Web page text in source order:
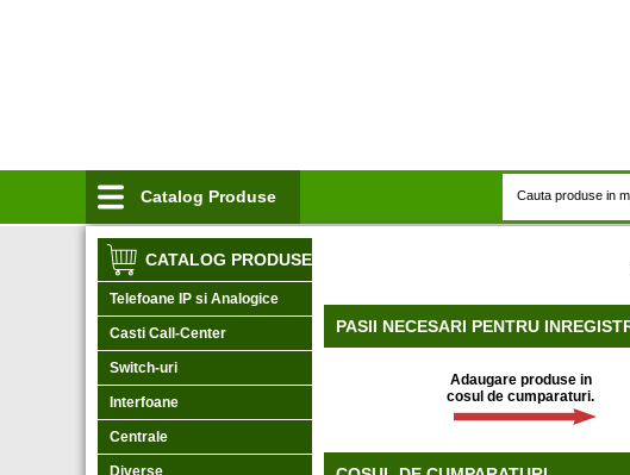
Catalog Produse
CATALOG PRODUSE
Telefoane IP si Analogice
Casti Call-Center
Switch-uri
Interfoane
Centrale
Diverse
PASII NECESARI PENTRU
Adaugare produse in
cosul de cumparaturi.